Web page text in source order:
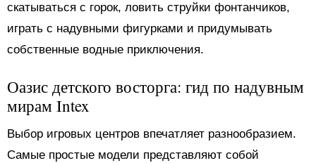
скатываться с горок, ловить струйки фонтанчиков,
играть с надувными фигурками и придумывать
собственные водные приключения.
Оазис детского восторга: гид по надувным
мирам Intex
Выбор игровых центров впечатляет разнообразием.
Самые простые модели представляют собой